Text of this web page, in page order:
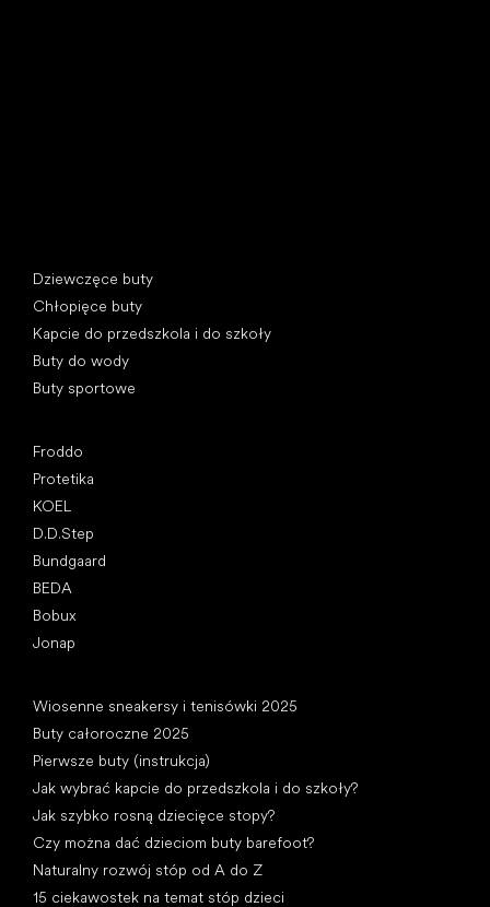
Dziewczęce buty
Chłopięce buty
Kapcie do przedszkola i do szkoły
Buty do wody
Buty sportowe
Froddo
Protetika
KOEL
D.D.Step
Bundgaard
BEDA
Bobux
Jonap
Wiosenne sneakersy i tenisówki 2025
Buty całoroczne 2025
Pierwsze buty (instrukcja)
Jak wybrać kapcie do przedszkola i do szkoły?
Jak szybko rosną dziecięce stopy?
Czy można dać dzieciom buty barefoot?
Naturalny rozwój stóp od A do Z
15 ciekawostek na temat stóp dzieci